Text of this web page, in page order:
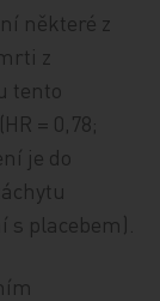
některé z
z
tento
= 0,78;
je do
placebem).